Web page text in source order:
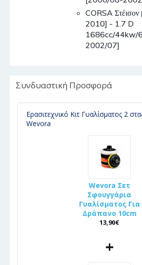
CORSA
2010] - 1.7 D
1686cc/44kw/
2002/07]
Συνδυαστική Προσφορά
Ερασιτεχνικό Κιτ Γυαλίσματος 2
Wevora
Wevora Σετ
Σφουγγάρια
Γυαλίσματος Για
Δράπανο 10cm
13,90€
+